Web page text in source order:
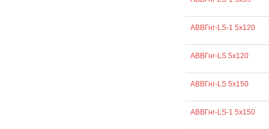
АВВГнг-LS-1 5х120
АВВГнг-LS 5х120
АВВГнг-LS 5х150
АВВГнг-LS-1 5х150